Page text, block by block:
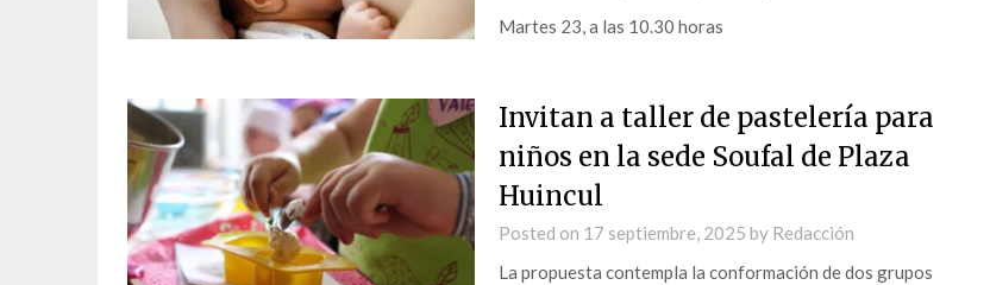
Martes 23, a las 10.30 horas
Invitan a taller de pastelería para
niños en la sede Soufal de Plaza
Huincul
Posted on 17 septiembre, 2025 by Redacción
La propuesta contempla la conformación de dos grupos